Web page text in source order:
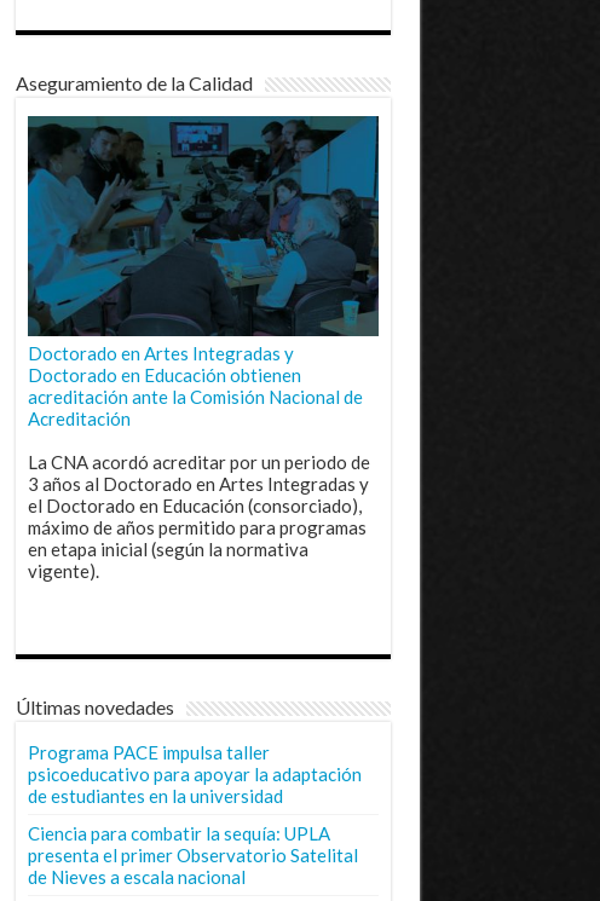
Aseguramiento de la Calidad
Doctorado en Artes Integradas y
Doctorado en Educación obtienen
acreditación ante la Comisión Nacional de
Acreditación
La CNA acordó acreditar por un periodo de
3 años al Doctorado en Artes Integradas y
el Doctorado en Educación (consorciado),
máximo de años permitido para programas
en etapa inicial (según la normativa
vigente).
Últimas novedades
Programa PACE impulsa taller
psicoeducativo para apoyar la adaptación
de estudiantes en la universidad
Ciencia para combatir la sequía: UPLA
presenta el primer Observatorio Satelital
de Nieves a escala nacional